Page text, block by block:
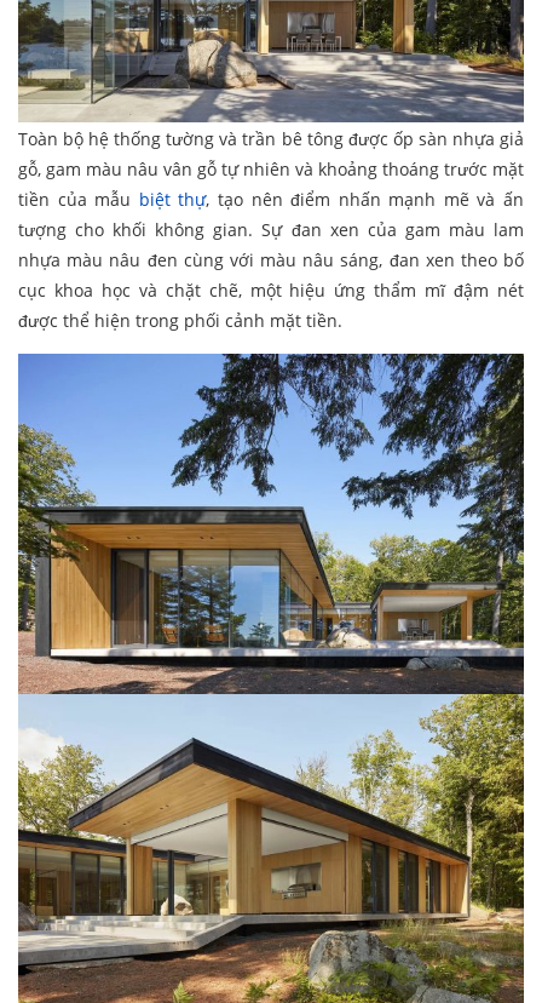
Toàn bộ hệ thống tường và trần bê tông được ốp sàn nhựa giả
gỗ, gam màu nâu vân gỗ tự nhiên và khoảng thoáng trước mặt
tiền của mẫu biệt thự, tạo nên điểm nhấn mạnh mẽ và ấn
tượng cho khối không gian. Sự đan xen của gam màu lam
nhựa màu nâu đen cùng với màu nâu sáng, đan xen theo bố
cục khoa học và chặt chẽ, một hiệu ứng thẩm mĩ đậm nét
được thể hiện trong phối cảnh mặt tiền.